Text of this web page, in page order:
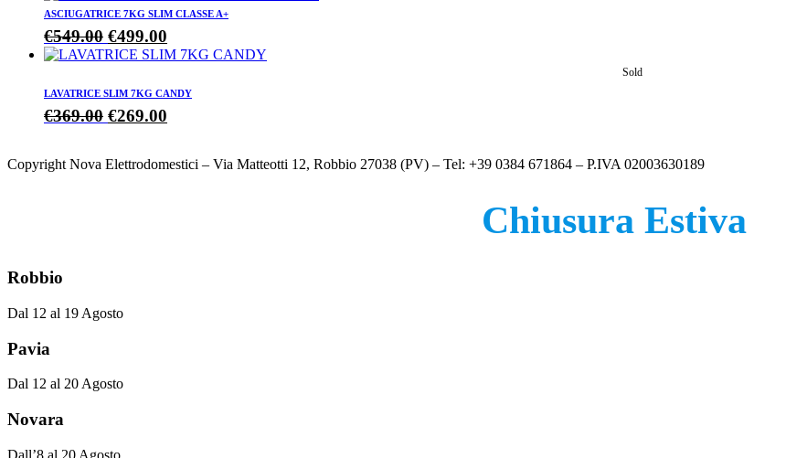
ASCIUGATRICE 7KG SLIM CLASSE A+
€549.00 Il
prezzo
era:
€549.00.
€499.00
prezzo
è:
LAVATRICE SLIM 7KG CANDY
€369.00 Il
originale
era:
€269.00
attuale
è:
Copyright Nova Elettrodomestici – Via Matteotti 12, Robbio 27038 (PV) – Tel: +39 0384 671864 – P.IVA 02003630189
Chiusura Estiva
Robbio
Dal 12 al 19 Agosto
Pavia
Dal 12 al 20 Agosto
Novara
Dall’8 al 20 Agosto